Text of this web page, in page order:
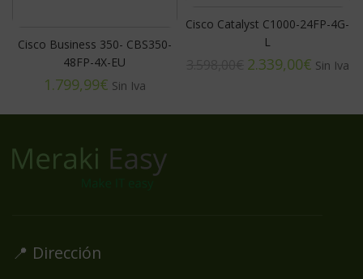
Cisco Business 350- CBS350-
48FP-4X-EU
€
Cisco Catalyst C1000-24FP-4G-
L
2.339,00€
📍 Dirección